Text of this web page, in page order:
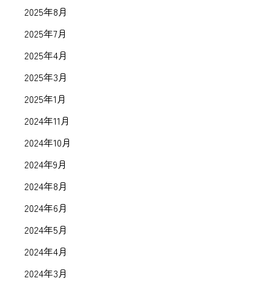
2025年8月
2025年7月
2025年4月
2025年3月
2025年1月
2024年11月
2024年10月
2024年9月
2024年8月
2024年6月
2024年5月
2024年4月
2024年3月